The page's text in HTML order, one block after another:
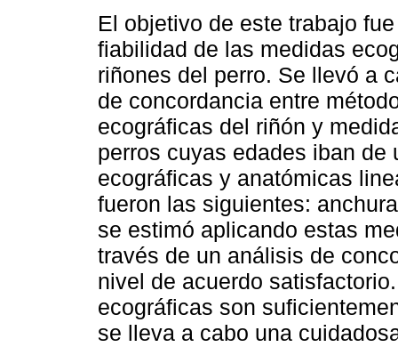
El objetivo de este trabajo
fiabilidad de las medidas
riñones del perro. Se llevó a
de concordancia entre
ecográficas del riñón y
perros cuyas edades iban
ecográficas y anatómicas
fueron las siguientes:
se estimó aplicando estas
través de un análisis de
nivel de acuerdo
ecográficas son
se lleva a cabo una